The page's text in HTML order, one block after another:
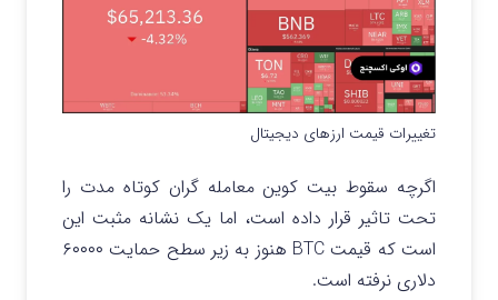
تغییرات قیمت ارزهای دیجیتال
اگرچه سقوط بیت کوین معامله گران کوتاه مدت را
تحت تاثیر قرار داده است، اما یک نشانه مثبت این
است که قیمت BTC هنوز به زیر سطح حمایت ۶۰۰۰۰
دلاری نرفته است.